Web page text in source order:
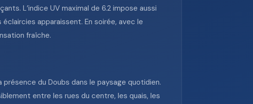
L’indice UV maximal de 6.2 impose aussi
apparaissent. En soirée, avec le
fraîche.
du Doubs dans le paysage quotidien.
entre les rues du centre, les quais, les